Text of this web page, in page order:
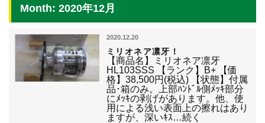
Month: 2020年12月
2020.12.20
ミリオネア凛牙！
【商品名】ミリオネア凛牙
HL103SSS 【ランク】B+ 【価
格】38,500円(税込) 【状態】付属
品･箱のみ。上部ﾊﾝﾄﾞﾙ側ﾒｯｷ部分
にﾒｯｷの剥げがあります。他、使
用による浅い表面上の擦れはあり
ますが、深いｷｽ…続く